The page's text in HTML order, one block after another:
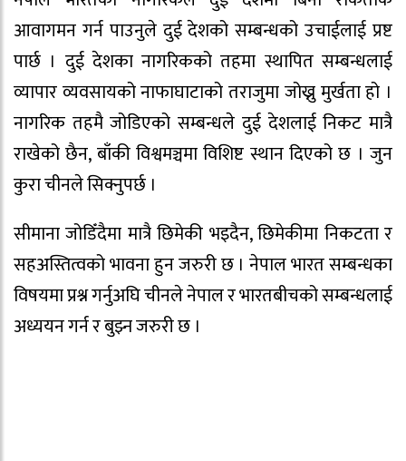
आवागमन गर्न पाउनुले दुई देशको सम्बन्धको उचाईलाई प्रष्ट
पार्छ । दुई देशका नागरिकको तहमा स्थापित सम्बन्धलाई
व्यापार व्यवसायको नाफाघाटाको तराजुमा जोख्नु मुर्खता हो ।
नागरिक तहमै जोडिएको सम्बन्धले दुई देशलाई निकट मात्रै
राखेको छैन, बाँकी विश्वमञ्चमा विशिष्ट स्थान दिएको छ । जुन
कुरा चीनले सिक्नुपर्छ ।
सीमाना जोडिँदैमा मात्रै छिमेकी भइदैन, छिमेकीमा निकटता र
सहअस्तित्वको भावना हुन जरुरी छ । नेपाल भारत सम्बन्धका
विषयमा प्रश्न गर्नुअघि चीनले नेपाल र भारतबीचको सम्बन्धलाई
अध्ययन गर्न र बुझ्न जरुरी छ ।